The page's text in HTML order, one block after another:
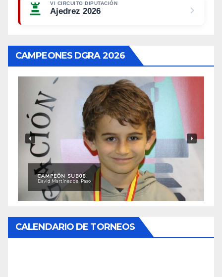
VI CIRCUITO DIPUTACIÓN
Ajedrez 2026
CAMPEONES DGRA 2026
CAMPEÓN SUB08
David Martínez del Paso
CALENDARIO DE TORNEOS